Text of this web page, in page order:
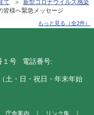
て ＞新型コロナウイルス感染
様へ緊急メッセージ
もっと見る（全2件）
１号 電話番号:
土・日・祝日・年末年始
庁舎案内 リンク集